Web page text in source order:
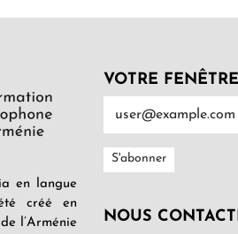
en langue
créé en
l’Arménie
VOTRE
NOUS